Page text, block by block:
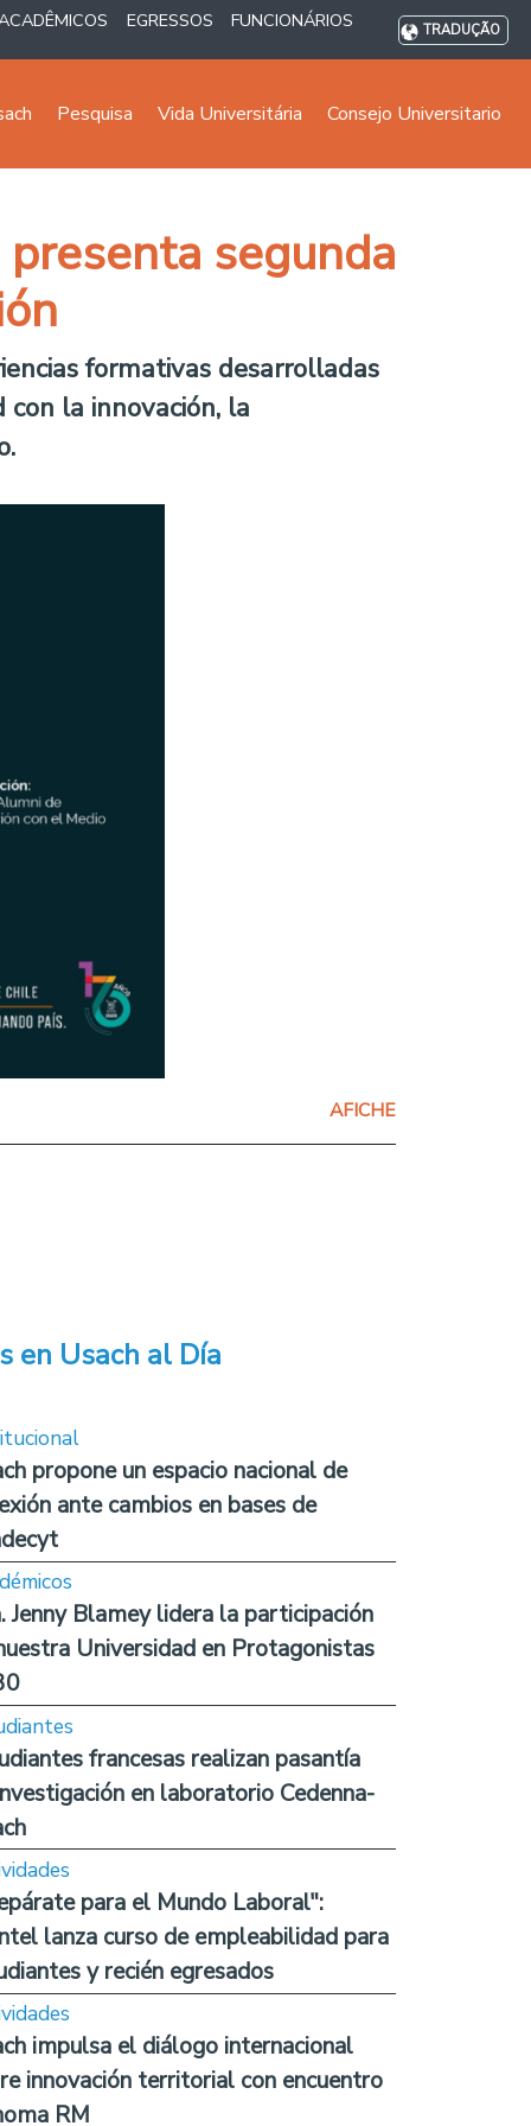
EGRESSOS FUNCIONÁRIOS TRADUÇÃO
Pesquisa Vida Universitária Consejo Universitario
segunda
formativas desarrolladas
la innovación, la
AFICHE
en Usach al Día
propone un espacio nacional de
ante cambios en bases de
Jenny Blamey lidera la participación
Universidad en Protagonistas
francesas realizan pasantía
en laboratorio Cedenna-
para el Mundo Laboral":
lanza curso de empleabilidad para
y recién egresados
impulsa el diálogo internacional
innovación territorial con encuentro
RM